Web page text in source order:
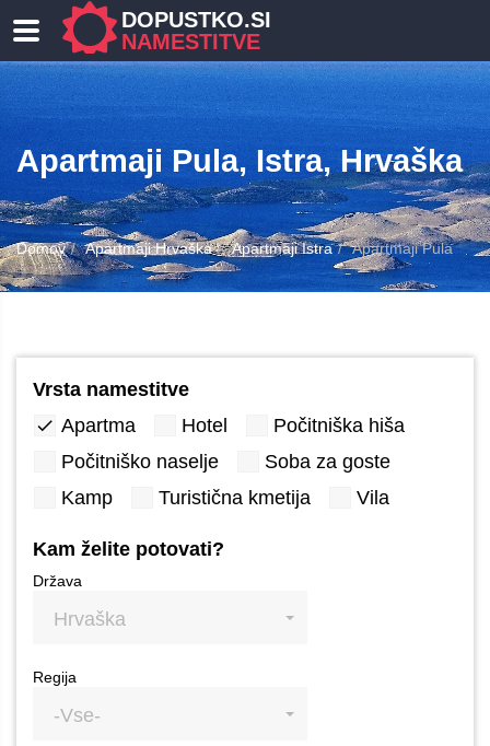
DOPUSTKO.SI
NAMESTITVE
Apartmaji Pula, Istra, Hrvaška
Domov Apartmaji Hrvaška Apartmaji Istra Apartmaji Pula
Vrsta namestitve
Apartma
Hotel
Počitniška hiša
Počitniško naselje
Soba za goste
Kamp
Turistična kmetija Vila
Kam želite potovati?
Država
Hrvaška
Regija
-Vse-